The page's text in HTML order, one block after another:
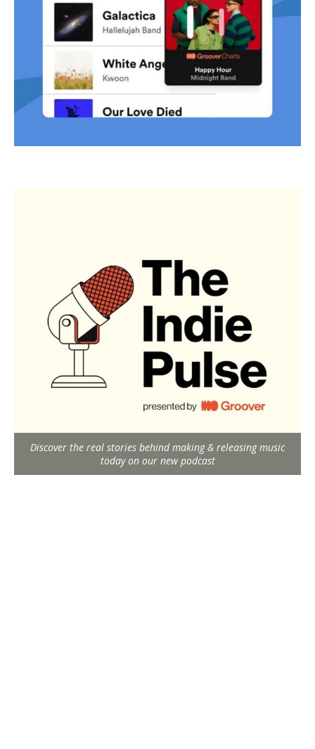
Discover the real stories behind making & releasing music
today on our new podcast